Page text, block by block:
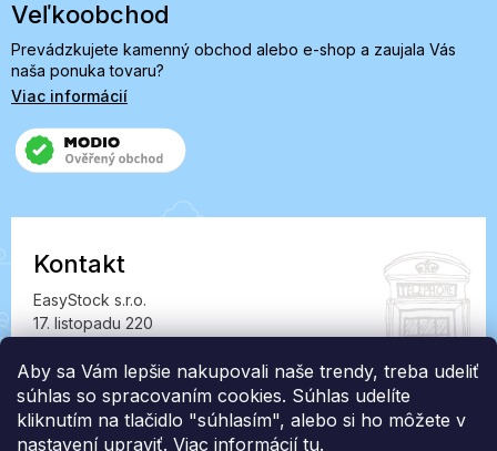
Aby sa Vám lepšie nakupovali naše trendy, treba udeliť
súhlas so spracovaním cookies. Súhlas udelíte
kliknutím na tlačidlo "súhlasím", alebo si ho môžete v
nastavení upraviť. Viac informácií tu.
Veľkoobchod
Prevádzkujete kamenný obchod alebo e-shop a zaujala Vás
naša ponuka tovaru?
Viac informácií
Kontakt
EasyStock s.r.o.
17. listopadu 220
IČ: 07727402, DIČ: CZ07727402
info@londonclub.sk